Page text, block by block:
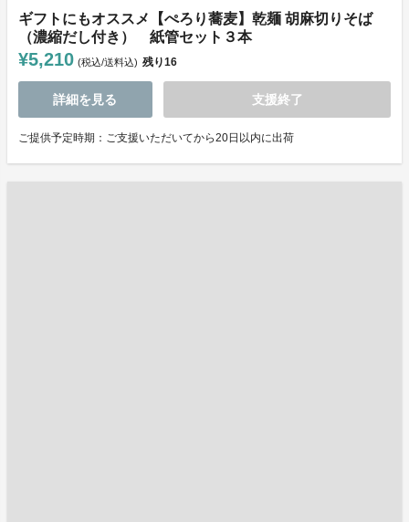
ギフトにもオススメ【ぺろり蕎麦】乾麺 胡麻切りそば
（濃縮だし付き） 紙管セット３本
¥5,210 (税込/送料込) 残り16
詳細を見る 支援終了
ご提供予定時期：ご支援いただいてから20日以内に出荷